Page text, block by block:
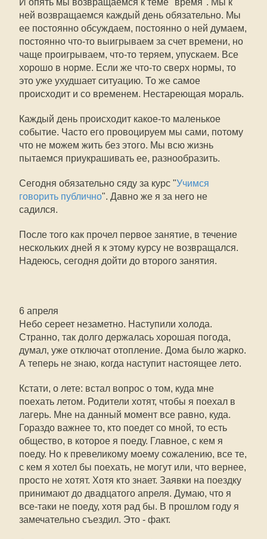
И опять мы возвращаемся к теме "время". Мы к
ней возвращаемся каждый день обязательно. Мы
ее постоянно обсуждаем, постоянно о ней думаем,
постоянно что-то выигрываем за счет времени, но
чаще проигрываем, что-то теряем, упускаем. Все
хорошо в норме. Если же что-то сверх нормы, то
это уже ухудшает ситуацию. То же самое
происходит и со временем. Нестареющая мораль.
Каждый день происходит какое-то маленькое
событие. Часто его провоцируем мы сами, потому
что не можем жить без этого. Мы всю жизнь
пытаемся приукрашивать ее, разнообразить.
Сегодня обязательно сяду за курс "Учимся
говорить публично". Давно же я за него не
садился.
После того как прочел первое занятие, в течение
нескольких дней я к этому курсу не возвращался.
Надеюсь, сегодня дойти до второго занятия.
6 апреля
Небо сереет незаметно. Наступили холода.
Странно, так долго держалась хорошая погода,
думал, уже отключат отопление. Дома было жарко.
А теперь не знаю, когда наступит настоящее лето.
Кстати, о лете: встал вопрос о том, куда мне
поехать летом. Родители хотят, чтобы я поехал в
лагерь. Мне на данный момент все равно, куда.
Гораздо важнее то, кто поедет со мной, то есть
общество, в которое я поеду. Главное, с кем я
поеду. Но к превеликому моему сожалению, все те,
с кем я хотел бы поехать, не могут или, что вернее,
просто не хотят. Хотя кто знает. Заявки на поездку
принимают до двадцатого апреля. Думаю, что я
все-таки не поеду, хотя рад бы. В прошлом году я
замечательно съездил. Это - факт.